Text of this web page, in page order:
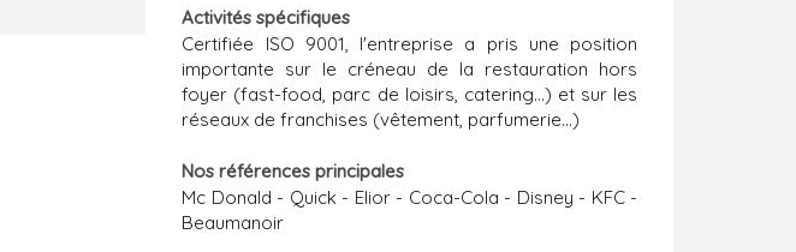
Activités spécifiques
Certifiée ISO 9001, l'entreprise a pris une position
importante sur le créneau de la restauration hors
foyer (fast-food, parc de loisirs, catering...) et sur les
réseaux de franchises (vêtement, parfumerie...)
Nos références principales
Mc Donald - Quick - Elior - Coca-Cola - Disney - KFC -
Beaumanoir